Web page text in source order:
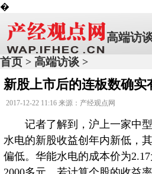
�
高端访
首页 > 高端访谈 >
新股上市后的连板数确实
2017-12-22 11:16 来源：产经观点网
记者了解到，沪上一家中型
水电的新股收益创年内新低，
偏低。华能水电的成本价为